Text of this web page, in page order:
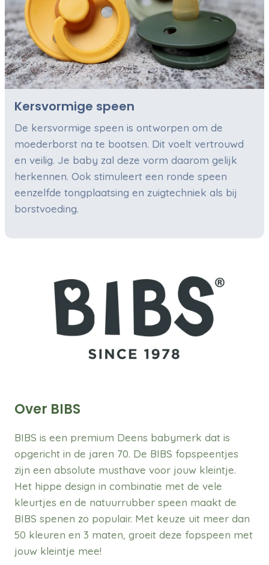
Kersvormige speen
De kersvormige speen is ontworpen om de
moederborst na te bootsen. Dit voelt vertrouwd
en veilig. Je baby zal deze vorm daarom gelijk
herkennen. Ook stimuleert een ronde speen
eenzelfde tongplaatsing en zuigtechniek als bij
borstvoeding.
Over BIBS
BIBS is een premium Deens babymerk dat is
opgericht in de jaren 70. De BIBS fopspeentjes
zijn een absolute musthave voor jouw kleintje.
Het hippe design in combinatie met de vele
kleurtjes en de natuurrubber speen maakt de
BIBS spenen zo populair. Met keuze uit meer dan
50 kleuren en 3 maten, groeit deze fopspeen met
jouw kleintje mee!